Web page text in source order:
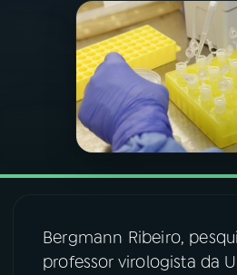
PROGRAMAÇÃO
PROGRAMAS
PODCASTS
ÚLTIMAS
Bergmann Ribeiro,
professor virologista da